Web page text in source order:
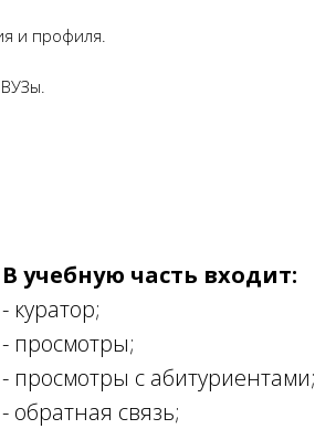
и профиля.
В учебную часть входит:
- куратор;
- просмотры;
- просмотры с абитуриентами;
- обратная связь;